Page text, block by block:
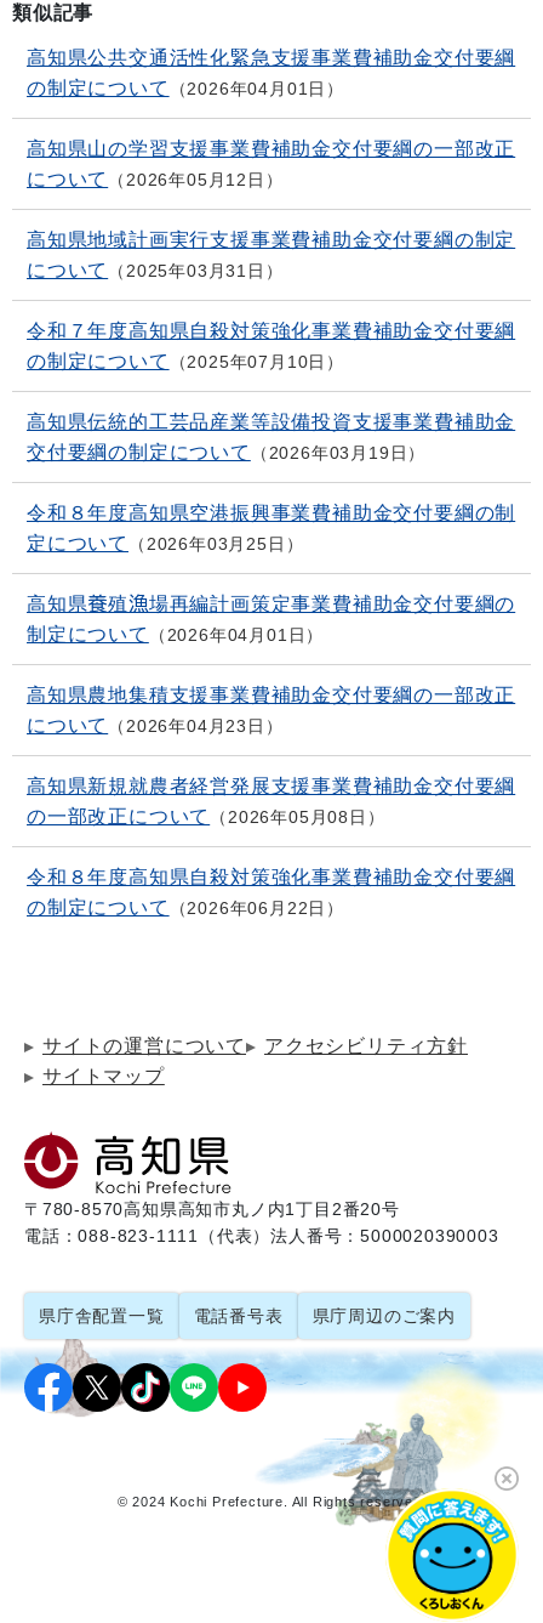
類似記事
高知県公共交通活性化緊急支援事業費補助金交付要綱
の制定について
2026年04月01日
高知県山の学習支援事業費補助金交付要綱の一部改正
について
2026年05月12日
高知県地域計画実行支援事業費補助金交付要綱の制定
について
2025年03月31日
令和７年度高知県自殺対策強化事業費補助金交付要綱
の制定について
2025年07月10日
高知県伝統的工芸品産業等設備投資支援事業費補助金
交付要綱の制定について
2026年03月19日
令和８年度高知県空港振興事業費補助金交付要綱の制
定について
2026年03月25日
高知県養殖漁場再編計画策定事業費補助金交付要綱の
制定について
2026年04月01日
高知県農地集積支援事業費補助金交付要綱の一部改正
について
2026年04月23日
高知県新規就農者経営発展支援事業費補助金交付要綱
の一部改正について
2026年05月08日
令和８年度高知県自殺対策強化事業費補助金交付要綱
の制定について
2026年06月22日
サイトの運営について
アクセシビリティ方針
サイトマップ
〒780-8570高知県高知市丸ノ内1丁目2番20号
電話：088-823-1111（代表）法人番号：5000020390003
県庁舎配置一覧 電話番号表 県庁周辺のご案内
© 2024 Kochi Prefecture. All Rights reserved.